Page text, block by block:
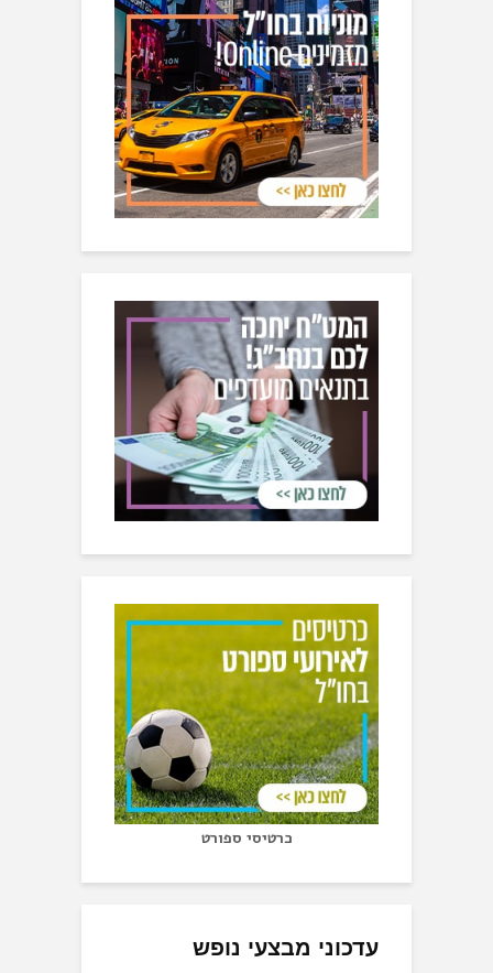
כרטיסי ספורט
עדכוני מבצעי נופש